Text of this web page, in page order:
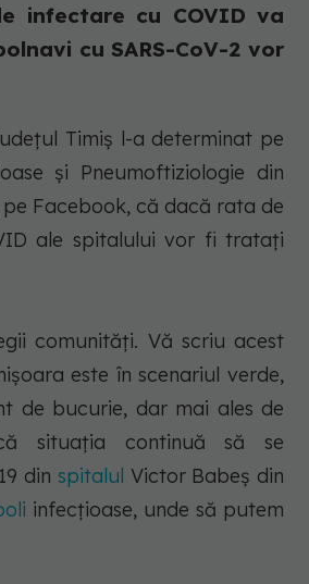
infectare cu COVID va
cu SARS-CoV-2 vor
Timiș l-a determinat pe
şi Pneumoftiziologie din
Facebook, că dacă rata de
ale spitalului vor fi tratați
comunităţi. Vă scriu acest
este în scenariul verde,
de bucurie, dar mai ales de
situaţia continuă să se
din spitalul Victor Babeş din
infecţioase, unde să putem